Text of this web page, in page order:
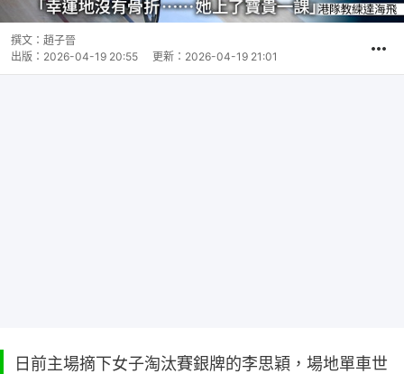
撰文： 趙子晉
出版： 2026-04-19 20:55 更新： 2026-04-19 21:01
日前主場摘下女子淘汰賽銀牌的李思穎，場地單車世